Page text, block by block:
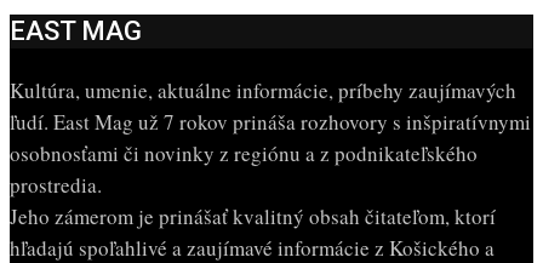
EAST MAG
Kultúra, umenie, aktuálne informácie, príbehy zaujímavých
ľudí. East Mag už 7 rokov prináša rozhovory s inšpiratívnymi
osobnosťami či novinky z regiónu a z podnikateľského
prostredia.
Jeho zámerom je prinášať kvalitný obsah čitateľom, ktorí
hľadajú spoľahlivé a zaujímavé informácie z Košického a